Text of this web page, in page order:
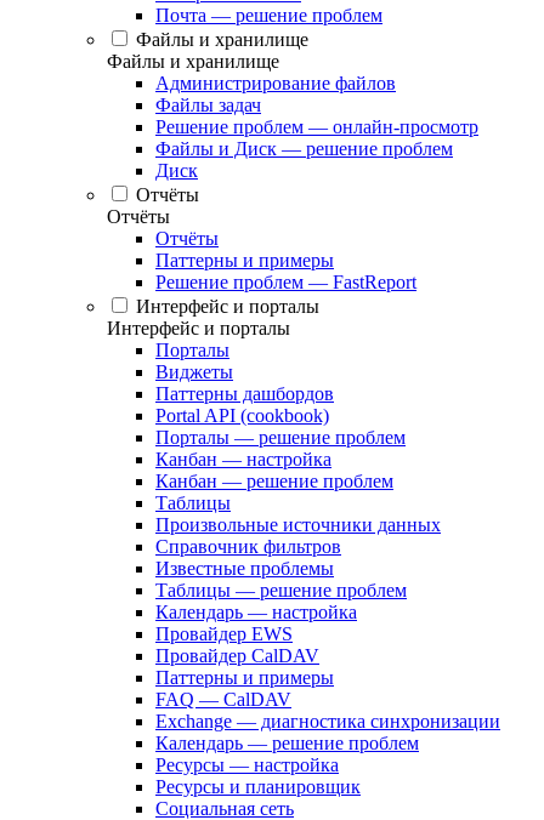
Почта — решение проблем
Файлы и хранилище
Файлы и хранилище
Администрирование файлов
Файлы задач
Решение проблем — онлайн-просмотр
Файлы и Диск — решение проблем
Диск
Отчёты
Отчёты
Отчёты
Паттерны и примеры
Решение проблем — FastReport
Интерфейс и порталы
Интерфейс и порталы
Порталы
Виджеты
Паттерны дашбордов
Portal API (cookbook)
Порталы — решение проблем
Канбан — настройка
Канбан — решение проблем
Таблицы
Произвольные источники данных
Справочник фильтров
Известные проблемы
Таблицы — решение проблем
Календарь — настройка
Провайдер EWS
Провайдер CalDAV
Паттерны и примеры
FAQ — CalDAV
Exchange — диагностика синхронизации
Календарь — решение проблем
Ресурсы — настройка
Ресурсы и планировщик
Социальная сеть